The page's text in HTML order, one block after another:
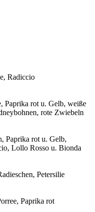
Radiccio
Paprika rot u. Gelb, weiße
rote Zwiebeln
Paprika rot u. Gelb,
Lollo Rosso u. Bionda
Petersilie
Paprika rot